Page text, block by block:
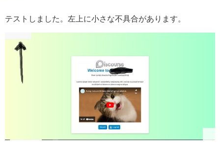
テストしました。左上に小さな不具合があります。